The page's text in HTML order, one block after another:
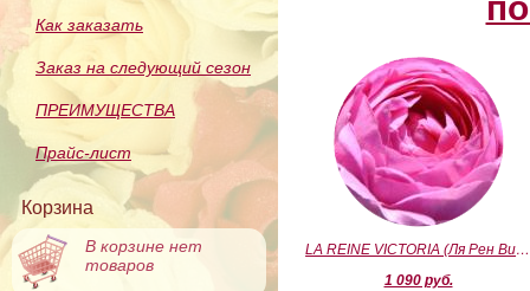
Как заказать
Заказ на следующий сезон
ПРЕИМУЩЕСТВА
Прайс-лист
Корзина
В корзине нет
товаров
LA REINE VICTORIA (Ля Рен Виктория)
1 090 руб.